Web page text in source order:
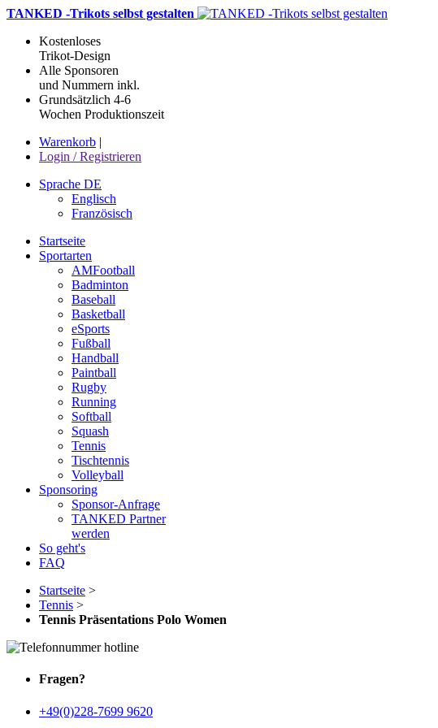
TANKED -Trikots selbst gestalten
Kostenloses
Trikot-Design
Alle Sponsoren
und Nummern inkl.
Grundsätzlich 4-6
Wochen Produktionszeit
Warenkorb |
Login / Registrieren
Sprache DE
Englisch
Französisch
Startseite
Sportarten
AMFootball
Badminton
Baseball
Basketball
eSports
Fußball
Handball
Paintball
Rugby
Running
Softball
Squash
Tennis
Tischtennis
Volleyball
Sponsoring
Sponsor-Anfrage
TANKED Partner
werden
So geht's
FAQ
Startseite >
Tennis >
Tennis Präsentations Polo Women
Fragen?
+49(0)228-7699 9620